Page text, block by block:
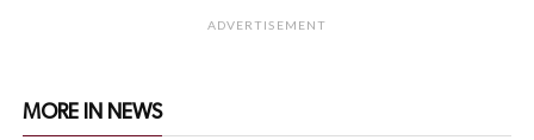
ADVERTISEMENT
MORE IN NEWS